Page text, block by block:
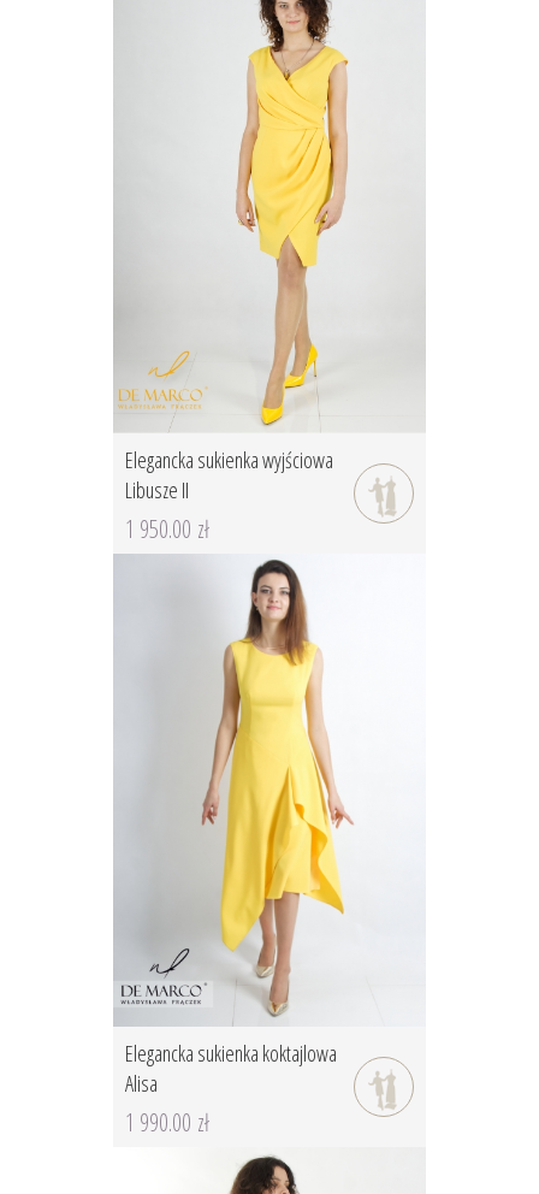
Elegancka sukienka wyjściowa
Libusze II
1 950.00 zł
Elegancka sukienka koktajlowa
Alisa
1 990.00 zł